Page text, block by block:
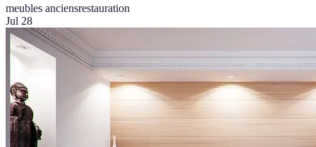
meubles anciensrestauration
Jul 28